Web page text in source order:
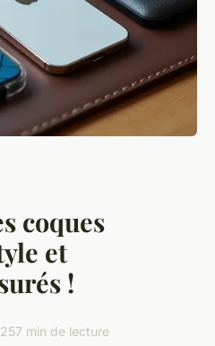
coques
et
!
7 min de lecture